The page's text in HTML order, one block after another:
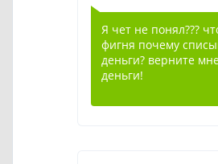
Я чет не понял???
фигня почему
деньги? верните
деньги!